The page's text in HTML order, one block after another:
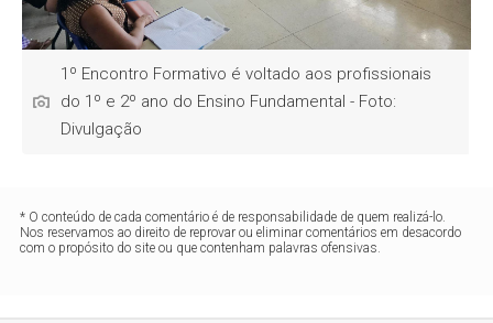
1º Encontro Formativo é voltado aos profissionais
do 1º e 2º ano do Ensino Fundamental - Foto:
Divulgação
* O conteúdo de cada comentário é de responsabilidade de quem realizá-lo.
Nos reservamos ao direito de reprovar ou eliminar comentários em desacordo
com o propósito do site ou que contenham palavras ofensivas.